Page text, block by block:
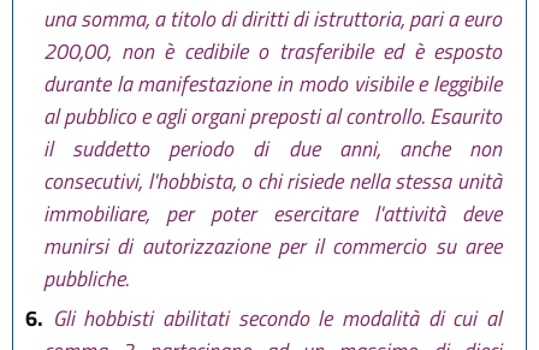
una somma, a titolo di diritti di istruttoria, pari a euro
200,00, non è cedibile o trasferibile ed è esposto
durante la manifestazione in modo visibile e leggibile
al pubblico e agli organi preposti al controllo. Esaurito
il suddetto periodo di due anni, anche non
consecutivi, l'hobbista, o chi risiede nella stessa unità
immobiliare, per poter esercitare l'attività deve
munirsi di autorizzazione per il commercio su aree
pubbliche.
6. Gli hobbisti abilitati secondo le modalità di cui al